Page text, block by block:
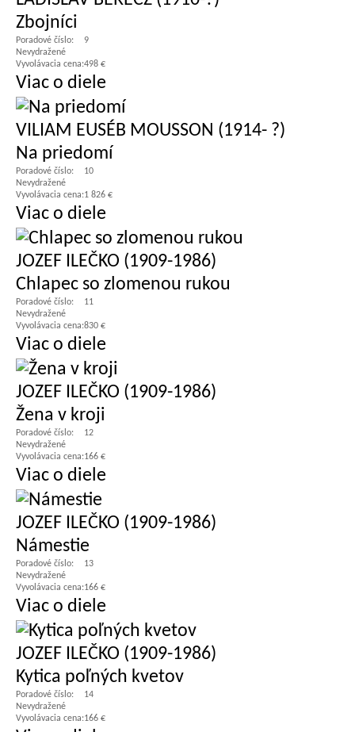
Zbojníci
Poradové číslo:
9
Nevydražené
Vyvolávacia cena:498 €
Viac o diele
VILIAM EUSÉB MOUSSON (1914- ?)
Na priedomí
Poradové číslo:
10
Nevydražené
Vyvolávacia cena:1 826 €
Viac o diele
JOZEF ILEČKO (1909-1986)
Chlapec so zlomenou rukou
Poradové číslo:
11
Nevydražené
Vyvolávacia cena:830 €
Viac o diele
JOZEF ILEČKO (1909-1986)
Žena v kroji
Poradové číslo:
12
Nevydražené
Vyvolávacia cena:166 €
Viac o diele
JOZEF ILEČKO (1909-1986)
Námestie
Poradové číslo:
13
Nevydražené
Vyvolávacia cena:166 €
Viac o diele
JOZEF ILEČKO (1909-1986)
Kytica poľných kvetov
Poradové číslo:
14
Nevydražené
Vyvolávacia cena:166 €